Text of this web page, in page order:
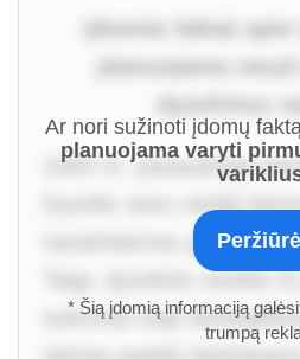
Įdomūs faktai apie
planuojama
dyzelinius
1900 m. pasaulinėje
Dyzelis savo variklį
naudodamas gryną
Taigi, dyzelinis variklis
sukurtas kaip
Ar nori sužinoti įdomų
planuojama varyti
* Šią įdomią informaciją
trumpą